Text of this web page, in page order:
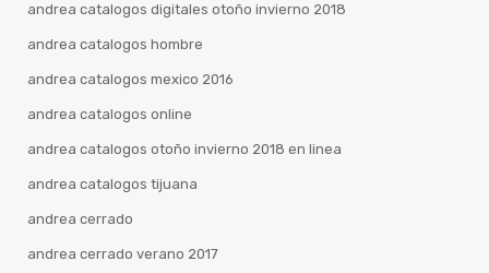
andrea catalogos digitales otoño invierno 2018
andrea catalogos hombre
andrea catalogos mexico 2016
andrea catalogos online
andrea catalogos otoño invierno 2018 en linea
andrea catalogos tijuana
andrea cerrado
andrea cerrado verano 2017